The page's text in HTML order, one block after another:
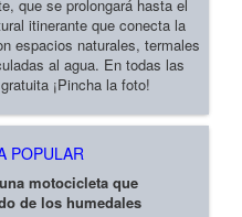
que se prolongará hasta el
itinerante que conecta la
espacios naturales, termales
al agua. En todas las
¡Pincha la foto!
POPULAR
motocicleta que
de los humedales